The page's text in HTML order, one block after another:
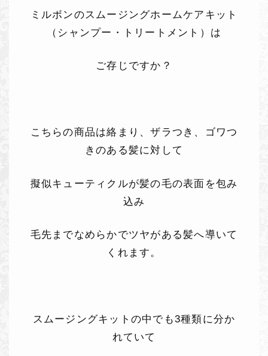
ミルボンのスムージングホームケアキット
（シャンプー・トリートメント）は
ご存じですか？
こちらの商品は絡まり、ザラつき、ゴワつ
きのある髪に対して
擬似キューティクルが髪の毛の表面を包み
込み
毛先までなめらかでツヤがある髪へ導いて
くれます。
スムージングキットの中でも3種類に分か
れていて